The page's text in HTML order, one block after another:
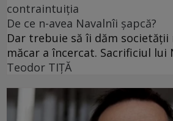
contraintuiția
De ce n-avea Navalnîi șapcă?
Dar trebuie să îi dăm societății
măcar a încercat. Sacrificiul lui
Teodor TIŢĂ